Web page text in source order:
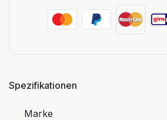
Spezifikationen
Marke